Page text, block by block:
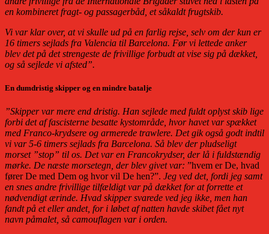
en kombineret fragt- og passagerbåd, et såkaldt frugtskib.
Vi var klar over, at vi skulle ud på en farlig rejse, selv om der kun er
16 timers sejlads fra Valencia til Barcelona. Før vi lettede anker
blev det på det strengeste de frivillige forbudt at vise sig på dækket,
og så sejlede vi afsted”.
En dumdristig skipper og en mindre batalje
”Skipper var mere end dristig. Han sejlede med fuldt oplyst skib lige
forbi det af fascisterne besatte kystområde, hvor havet var spækket
med Franco-krydsere og armerede trawlere. Det gik også godt indtil
vi var 5-6 timers sejlads fra Barcelona. Så blev der pludseligt
morset ”stop” til os. Det var en Francokrydser, der lå i fuldstændig
mørke. De næste morsetegn, der blev givet var: ”hvem er De, hvad
fører De med Dem og hvor vil De hen?”. Jeg ved det, fordi jeg samt
en snes andre frivillige tilfældigt var på dækket for at forrette et
nødvendigt ærinde. Hvad skipper svarede ved jeg ikke, men han
fandt på et eller andet, for i løbet af natten havde skibet fået nyt
navn påmalet, så camouflagen var i orden.